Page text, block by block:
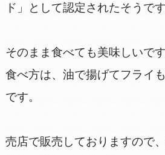
ド」として認定されたそうです
そのまま食べても美味しいで
食べ方は、油で揚げてフライ
です。
売店で販売しておりますので